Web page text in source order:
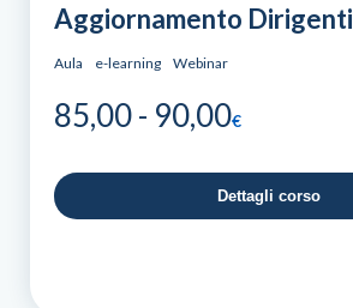
Aggiornamento Dirigenti
Aula e-learning Webinar
85,00- 90,00Fascia
prezzo:
da
€
Dettagli corso